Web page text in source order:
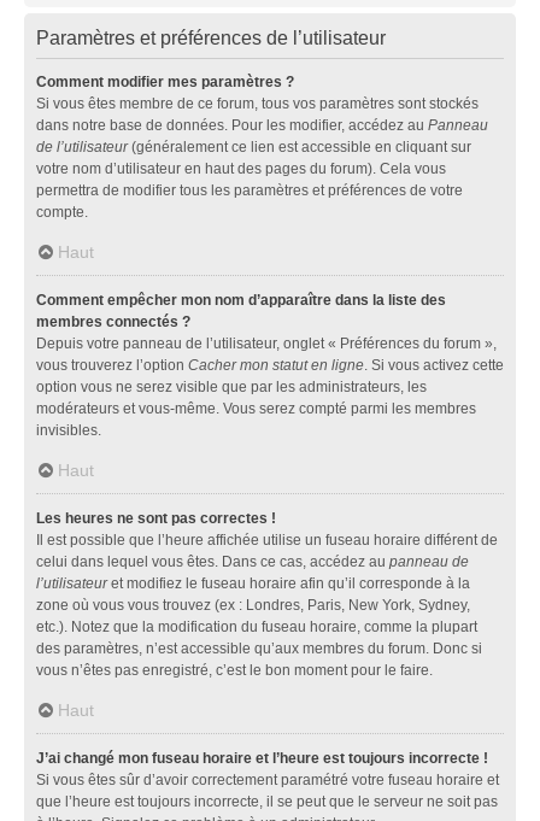
Paramètres et préférences de l’utilisateur
Comment modifier mes paramètres ?
Si vous êtes membre de ce forum, tous vos paramètres sont stockés
dans notre base de données. Pour les modifier, accédez au Panneau
de l’utilisateur(généralement ce lien est accessible en cliquant sur
votre nom d’utilisateur en haut des pages du forum). Cela vous
permettra de modifier tous les paramètres et préférences de votre
compte.
Haut
Comment empêcher mon nom d’apparaître dans la liste des
membres connectés ?
Depuis votre panneau de l’utilisateur, onglet « Préférences du forum »,
vous trouverez l’option Cacher mon statut en ligne. Si vous activez cette
option vous ne serez visible que par les administrateurs, les
modérateurs et vous-même. Vous serez compté parmi les membres
invisibles.
Haut
Les heures ne sont pas correctes !
Il est possible que l’heure affichée utilise un fuseau horaire différent de
celui dans lequel vous êtes. Dans ce cas, accédez au panneau de
l’utilisateuret modifiez le fuseau horaire afin qu’il corresponde à la
zone où vous vous trouvez (ex : Londres, Paris, New York, Sydney,
etc.). Notez que la modification du fuseau horaire, comme la plupart
des paramètres, n’est accessible qu’aux membres du forum. Donc si
vous n’êtes pas enregistré, c’est le bon moment pour le faire.
Haut
J’ai changé mon fuseau horaire et l’heure est toujours incorrecte !
Si vous êtes sûr d’avoir correctement paramétré votre fuseau horaire et
que l’heure est toujours incorrecte, il se peut que le serveur ne soit pas